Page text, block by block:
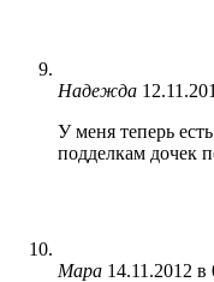
Надежда
У меня теперь
подделкам дочек
Мара 14.11.2012 в